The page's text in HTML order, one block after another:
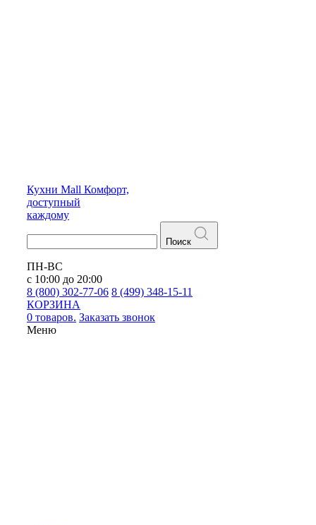
Кухни Mall Комфорт,
доступный
каждому
Поиск
ПН-ВС
с 10:00 до 20:00
8 (800) 302-77-06 8 (499) 348-15-11
КОРЗИНА
0 товаров. Заказать звонок
Меню